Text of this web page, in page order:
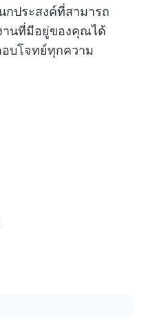
กประสงค์ที่สามารถ
านที่มีอยู่ของคุณได้
บโจทย์ทุกความ